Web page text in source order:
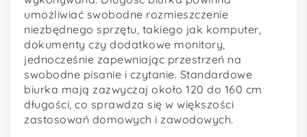
umożliwiać swobodne rozmieszczenie
niezbędnego sprzętu, takiego jak komputer,
dokumenty czy dodatkowe monitory,
jednocześnie zapewniając przestrzeń na
swobodne pisanie i czytanie. Standardowe
biurka mają zazwyczaj około 120 do 160 cm
długości, co sprawdza się w większości
zastosowań domowych i zawodowych.